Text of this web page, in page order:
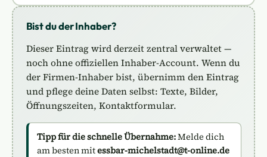
Bist du der Inhaber?
Dieser Eintrag wird derzeit zentral verwaltet —
noch ohne offiziellen Inhaber-Account. Wenn du
der Firmen-Inhaber bist, übernimm den Eintrag
und pflege deine Daten selbst: Texte, Bilder,
Öffnungszeiten, Kontaktformular.
Tipp für die schnelle Übernahme:Melde dich
am besten mitessbar-michelstadt@t-online.de